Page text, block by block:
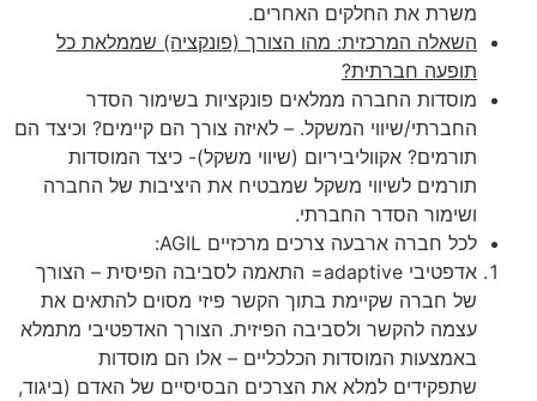
משרת את החלקים האחרים.
השאלה המרכזית: מהו הצורך (פונקציה) שממלאת כל
תופעה חברתית?
מוסדות החברה ממלאים פונקציות בשימור הסדר
החברתי/שיווי המשקל. – לאיזה צורך הם קיימים? וכיצד הם
תורמים? אקווליביריום (שיווי משקל)- כיצד המוסדות
תורמים לשיווי משקל שמבטיח את היציבות של החברה
ושימור הסדר החברתי.
לכל חברה ארבעה צרכים מרכזיים AGIL:
אדפטיבי adaptive= התאמה לסביבה הפיסית – הצורך
של חברה שקיימת בתוך הקשר פיזי מסוים להתאים את
עצמה להקשר ולסביבה הפיזית. הצורך האדפטיבי מתמלא
באמצעות המוסדות הכלכליים – אלו הם מוסדות
שתפקידים למלא את הצרכים הבסיסיים של האדם (ביגוד,